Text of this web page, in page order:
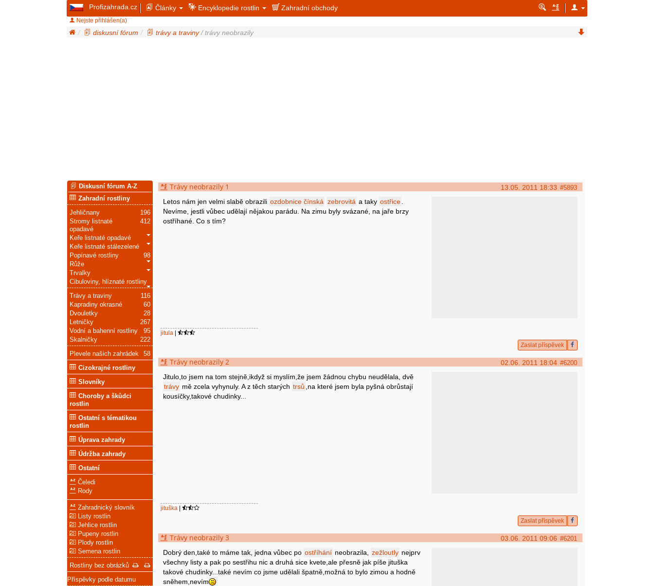
Profizahrada.cz Články Encyklopedie rostlin Zahradní obchody
Nejste přihlášen(a)
diskusní fórum trávy a traviny/ trávy neobrazily
13.05. 2011 18:33 #5893
Trávy neobrazily 1
Letos nám jen velmi slabě obrazili ozdobnice čínská zebrovitá a taky ostřice
Nevíme, jestli vůbec udělají nějakou parádu. Na zimu byly svázané, na jaře brzy
ostříhané. Co s tím?
jitula |
Zaslat příspěvek
02.06. 2011 18:04 #6200
Trávy neobrazily 2
Jitulo,to jsem na tom stejně,ikdyž si myslím,že jsem žádnou chybu neudělala, dvě
trávy mě zcela vyhynuly. A z těch starých trsů ,na které jsem byla pyšná obrůstají
kousíčky,takové chudinky...
jituška |
Zaslat příspěvek
03.06. 2011 09:06 #6201
Trávy neobrazily 3
Dobrý den,také to máme tak, jedna vůbec po ostříhání neobrazila, zežloutly nejprv
všechny listy a pak po sestřihu nic a druhá sice kvete,ale přesně jak píše jituška
takové chudinky...také nevím co jsme udělali špatně,možná to bylo zimou a hodně
sněhem,nevím
Diskusní fórum A-Z
Zahradní rostliny
196
Jehličnany
412
Stromy listnaté
opadavé
Keře listnaté opadavé
Keře listnaté stálezelené
98
Popínavé rostliny
Růže
Trvalky
Cibuloviny, hlíznaté rostliny
116
Trávy a traviny
60
Kapradiny okrasné
28
Dvouletky
267
Letničky
95
Vodní a bahenní rostliny
222
Skalničky
58
Plevele našich zahrádek
Cizokrajné rostliny
Slovníky
Choroby a škůdci
rostlin
Ostatní s tématikou
rostlin
Úprava zahrady
Údržba zahrady
Ostatní
Čeledi
Rody
Zahradnický slovník
Listy rostlin
Jehlice rostlin
Pupeny rostlin
Plody rostlin
Semena rostlin
Rostliny bez obrázků
Příspěvky podle datumu